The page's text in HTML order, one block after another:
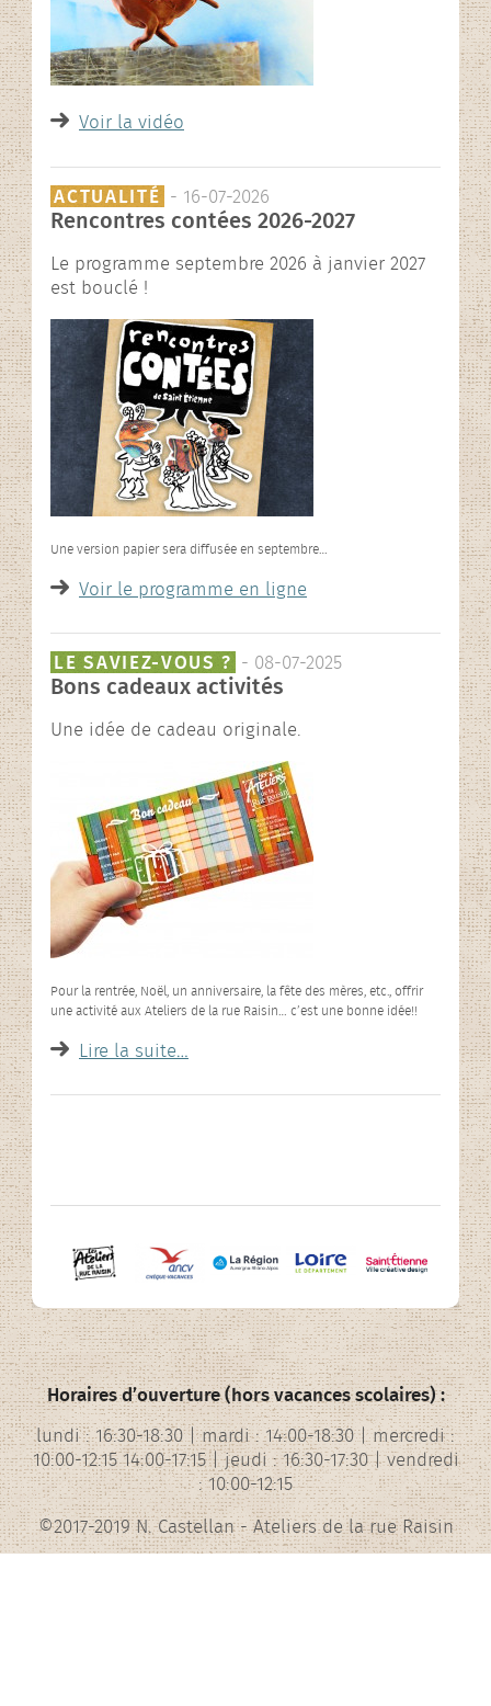
Voir la vidéo
ACTUALITÉ - 16-07-2026
Rencontres contées 2026-2027
Le programme septembre 2026 à janvier 2027
est bouclé !
Une version papier sera diffusée en septembre…
Voir le programme en ligne
LE SAVIEZ-VOUS ? - 08-07-2025
Bons cadeaux activités
Une idée de cadeau originale.
Pour la rentrée, Noël, un anniversaire, la fête des mères, etc., offrir
une activité aux Ateliers de la rue Raisin… c’est une bonne idée!!
Lire la suite…
Horaires d’ouverture (hors vacances scolaires) :
lundi : 16:30-18:30 | mardi : 14:00-18:30 | mercredi :
10:00-12:15 14:00-17:15 | jeudi : 16:30-17:30 | vendredi
: 10:00-12:15
©2017-2019 N. Castellan - Ateliers de la rue Raisin